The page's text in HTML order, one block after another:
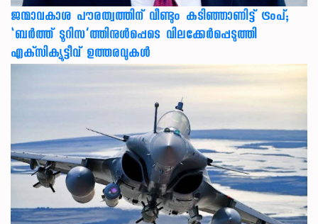
ജന്മാവകാശ പൗരത്വത്തിന് വീണ്ടും കടിഞ്ഞാണിട്ട് ട്രംപ്;
‘ബര്‍ത്ത് ടൂറിസ’ത്തിനുള്‍പ്പെടെ വിലക്കേര്‍പ്പെടുത്തി
എക്‌സിക്യൂട്ടീവ് ഉത്തരവുകള്‍